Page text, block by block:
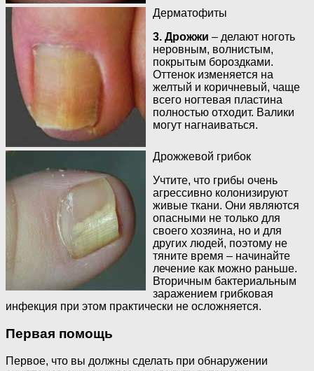
Дерматофиты
3. Дрожжи – делают ноготь
неровным, волнистым,
покрытым бороздками.
Оттенок изменяется на
желтый и коричневый, чаще
всего ногтевая пластина
полностью отходит. Валики
могут нагнаиваться.
Дрожжевой грибок
Учтите, что грибы очень
агрессивно колонизируют
живые ткани. Они являются
опасными не только для
своего хозяина, но и для
других людей, поэтому не
тяните время – начинайте
лечение как можно раньше.
Вторичным бактериальным
заражением грибковая
инфекция при этом практически не осложняется.
Первая помощь
Первое, что вы должны сделать при обнаружении